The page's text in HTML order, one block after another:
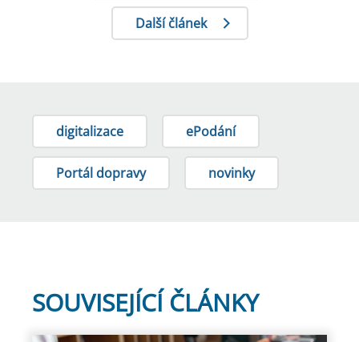
Další článek
digitalizace ePodání
Portál dopravy novinky
SOUVISEJÍCÍ ČLÁNKY